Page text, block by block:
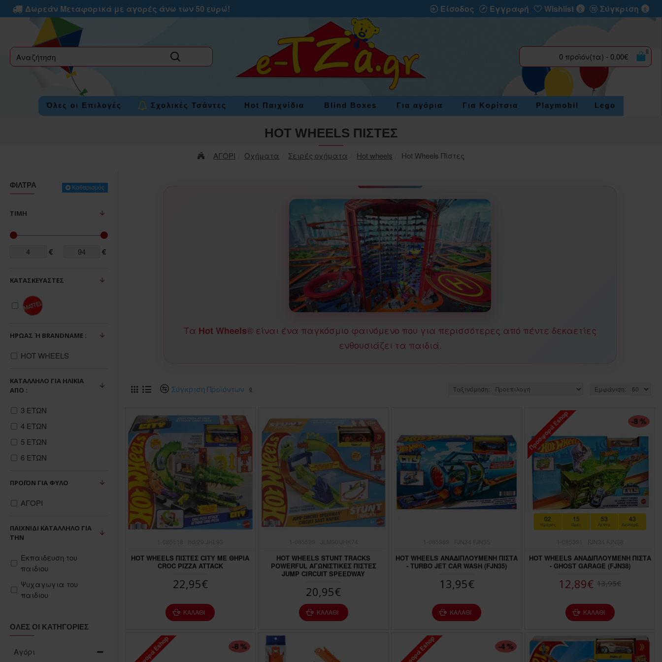
Δωρεάν Μεταφορικά με αγορές άνω των 50 ευρώ! Είσοδος Εγγραφή Wishlist 0 Σύγκριση 0
label 0 προϊόν(τα) - 0,00€
0
Όλες οι Επιλογές Σχολικές Τσάντες Hot Παιχνίδια Blind Boxes Για αγόρια Για Κορίτσια Playmobil Lego
ΑΓΟΡΙ Οχήματα Σειρές οχήματα Hot wheels Hot Wheels Πίστες
HOT WHEELS ΠΊΣΤΕΣ
ΦΊΛΤΡΑ Καθαρισμός
ΤΙΜΉ
€ €
ΚΑΤΑΣΚΕΥΑΣΤΈΣ
ΚΑΤΆΛΛΗΛΟ ΓΙΑ ΗΛΙΚΊΑ
ΑΠΌ :
3 ΕΤΩΝ
4 ΕΤΩΝ
5 ΕΤΩΝ
6 ΕΤΩΝ
ΉΡΩΑΣ Ή BRANDNAME :
HOT WHEELS
ΠΡΟΪΌΝ ΓΙΑ ΦΎΛΟ
ΑΓΟΡΙ
ΠΑΙΧΝΊΔΙ ΚΑΤΆΛΛΗΛΟ ΓΙΑ
ΤΗΝ
Εκπαιδευση του
παιδιου
Ψυχαγωγια του
παιδιου
ΌΛΕΣ ΟΙ ΚΑΤΗΓΟΡΊΕΣ
Αγόρι
Τα Hot Wheels® είναι ένα παγκόσμιο φαινόμενο που για περισσότερες από πέντε δεκαετίες
ενθουσιάζει τα παιδιά.
Σύγκριση Προϊόντων 0 Ταξινόμηση: Εμφάνιση:
HOT WHEELS ΠΙΣΤΕΣ CITY ΜΕ ΘΗΡΙΑ
CROC PIZZA ATTACK
22,95€
ΚΑΛΆΘΙ
HOT WHEELS STUNT TRACKS
POWERFUL ΑΓΩΝΙΣΤΙΚΕΣ ΠΙΣΤΕΣ
JUMP CIRCUIT SPEEDWAY
20,95€
ΚΑΛΆΘΙ
HOT WHEELS ΑΝΑΔΙΠΛΟΥΜΕΝΗ ΠΙΣΤΑ
- TURBO JET CAR WASH (FJN35)
13,95€
ΚΑΛΆΘΙ
ΠΤΏΣΗ ΤΙΜΉΣ
Προσφορά Eshop -8 %
02
Ημέρες
15
Ώρες
53
Λεπτά
41
Δευτερόλεπτα
HOT WHEELS ΑΝΑΔΙΠΛΟΥΜΕΝΗ ΠΙΣΤΑ
- GHOST GARAGE (FJN38)
12,89€ 13,95€
ΚΑΛΆΘΙ
-8 % -4 %